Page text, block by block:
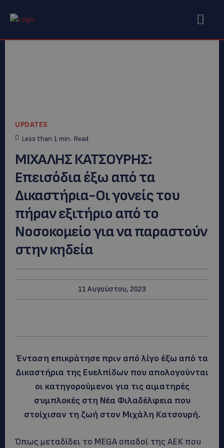
UPDATES
Less than 1 min. Read
ΜΙΧΑΛΗΣ ΚΑΤΣΟΥΡΗΣ:
Επεισόδια έξω από τα
Δικαστήρια-Οι γονείς του
πήραν εξιτήριο από το
Νοσοκομείο για να παραστούν
στην κηδεία
11 Αυγούστου, 2023
Ένταση επικράτησε πριν από λίγο έξω από τα
Δικαστήρια της Ευελπίδων που απολογούνται
οι κατηγορούμενοι για τις αιματηρές
συμπλοκές στη Νέα Φιλαδέλφεια που
στοίχισαν τη ζωή στον Μιχάλη Κατσουρή.
Όπως μεταδίδει το MEGA οπαδοί της ΑΕΚ που